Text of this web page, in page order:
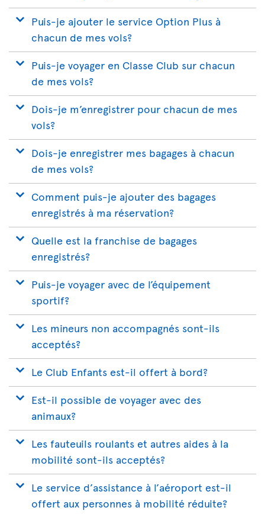
Puis-je ajouter le service Option Plus à
chacun de mes vols?
Puis-je voyager en Classe Club sur chacun
de mes vols?
Dois-je m’enregistrer pour chacun de mes
vols?
Dois-je enregistrer mes bagages à chacun
de mes vols?
Comment puis-je ajouter des bagages
enregistrés à ma réservation?
Quelle est la franchise de bagages
enregistrés?
Puis-je voyager avec de l’équipement
sportif?
Les mineurs non accompagnés sont-ils
acceptés?
Le Club Enfants est-il offert à bord?
Est-il possible de voyager avec des
animaux?
Les fauteuils roulants et autres aides à la
mobilité sont-ils acceptés?
Le service d’assistance à l’aéroport est-il
offert aux personnes à mobilité réduite?